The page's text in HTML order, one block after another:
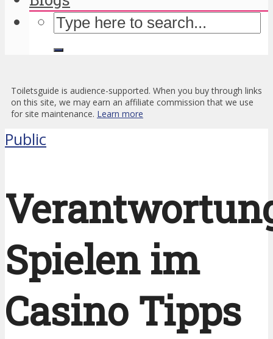
Toiletsguide is audience-supported. When you buy through links
on this site, we may earn an affiliate commission that we use
for site maintenance. Learn more
Public
Spielen im
Casino Tipps